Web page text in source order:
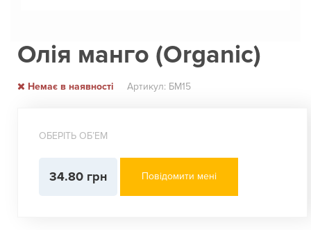
Олія манго (Organic)
Немає в наявності Артикул: БМ15
ОБЕРІТЬ ОБʼЕМ
34.80 грн Повідомити мені